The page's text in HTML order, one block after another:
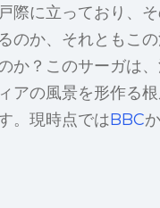
際に立っており、
のか、それともこ
か？このサーガは
アの風景を形作る
。現時点ではBBC